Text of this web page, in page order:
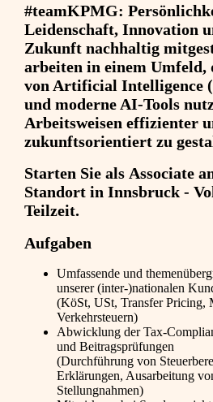
#teamKPMG:
Leidenschaft, Innovation
Zukunft nachhaltig
arbeiten in einem Umfeld,
von Artificial Intelligence
und moderne AI-Tools
Arbeitsweisen effizienter
zukunftsorientiert zu
Starten Sie als Associate
Standort in Innsbruck -
Teilzeit.
Aufgaben
Umfassende und
unserer (inter-)nationalen
(KöSt, USt, Transfer Pricing,
Verkehrsteuern)
Abwicklung der Tax-
und Beitragsprüfungen
(Durchführung von
Erklärungen, Ausarbeitung
Stellungnahmen)